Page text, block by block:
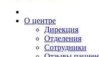
О центре
Дирекция
Отделения
Сотрудники